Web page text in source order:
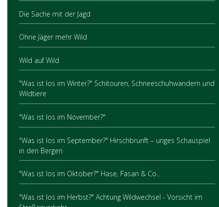
Die Sache mit der Jagd
Ohne Jäger mehr Wild
Wild auf Wild
"Was ist los im Winter?" Schitouren, Schneeschuhwandern und
Wildtiere
"Was ist los im November?"
"Was ist los im September?" Hirschbrunft – uriges Schauspiel
in den Bergen
"Was ist los im Oktober?" Hase, Fasan & Co...
"Was ist los im Herbst?" Achtung Wildwechsel - Vorsicht im